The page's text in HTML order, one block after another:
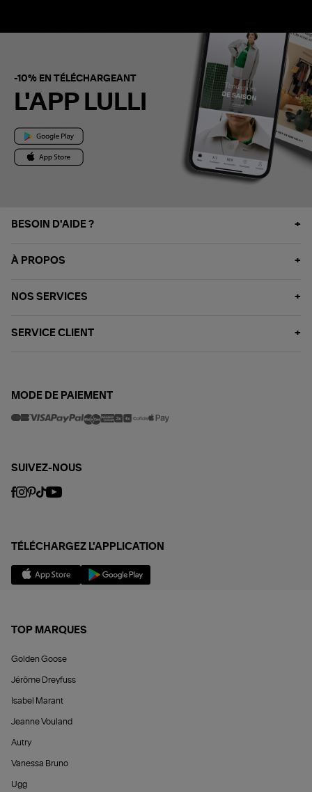
-10% EN TÉLÉCHARGEANT
L'APP LULLI
BESOIN D'AIDE ?
À PROPOS
NOS SERVICES
SERVICE CLIENT
MODE DE PAIEMENT
SUIVEZ-NOUS
TÉLÉCHARGEZ L'APPLICATION
TOP MARQUES
Golden Goose
Jérôme Dreyfuss
Isabel Marant
Jeanne Vouland
Autry
Vanessa Bruno
Ugg